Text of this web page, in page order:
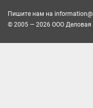
Пишите нам на
© 2005 — 2026 ООО Деловая